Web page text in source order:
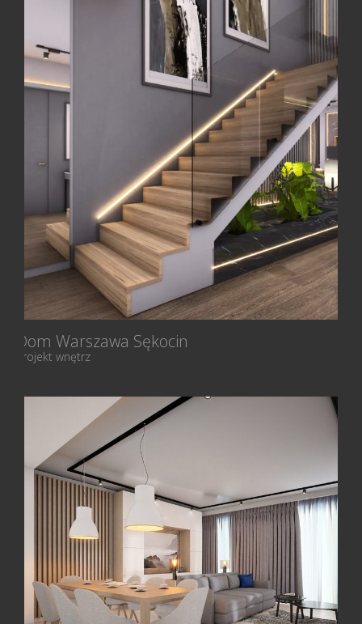
Dom Warszawa Sękocin
Projekt wnętrz